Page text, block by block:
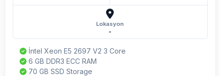
Lokasyon
-
İntel Xeon E5 2697 V2 3 Core
6 GB DDR3 ECC RAM
70 GB SSD Storage